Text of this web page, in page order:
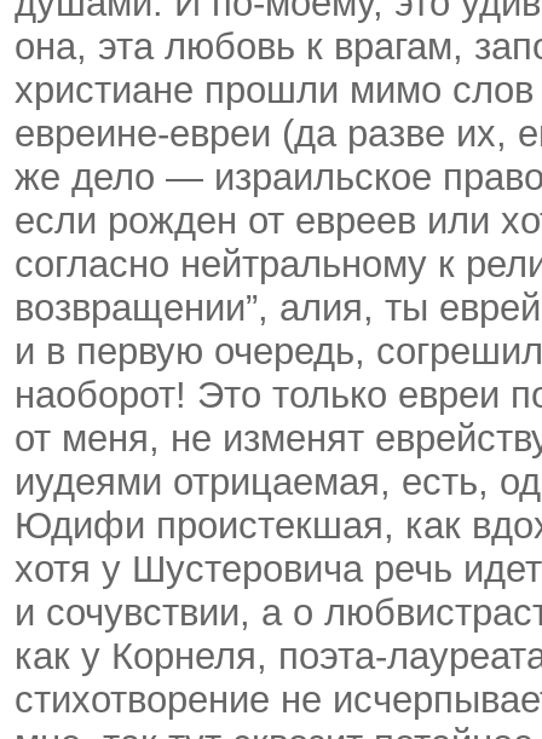
она, эта любовь к врагам,
христиане прошли мимо
евреи­не-евреи (да разве их,
же дело — израильское
если рожден от евреев или
согласно нейтральному к
возвращении”, алия, ты
и в первую очередь,
наоборот! Это только евреи
от меня, не изменят
иудеями отрицаемая, есть,
Юдифи проистекшая, как
хотя у Шустеровича речь
и сочувствии, а о
как у Корнеля, поэта-
стихотворение не